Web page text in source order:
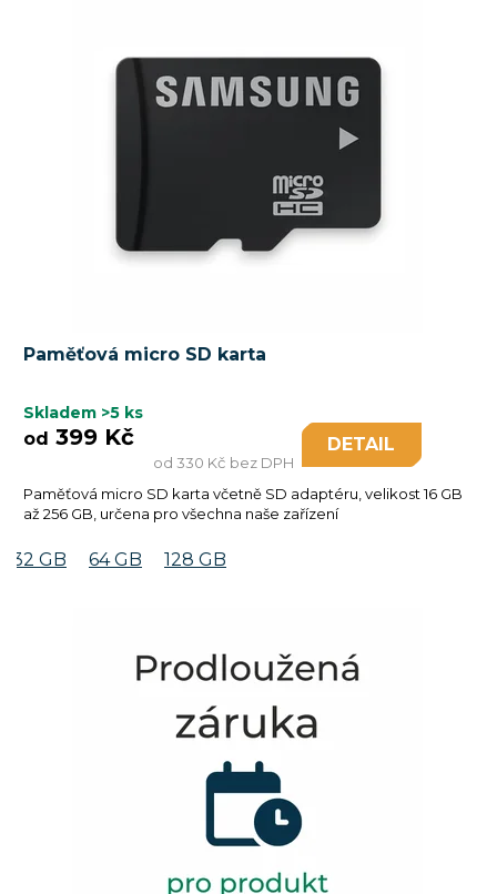
Paměťová micro SD karta
Skladem >5 ks
od 330 Kč bez DPH
od 399 Kč DETAIL
Paměťová micro SD karta včetně SD adaptéru, velikost 16 GB
až 256 GB, určena pro všechna naše zařízení
32 GB 64 GB 128 GB